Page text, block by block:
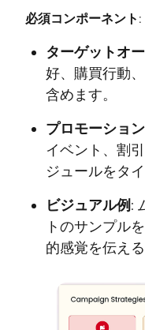
必須コンポーネント:
ターゲットオ
好、購買行動
含めます。
プロモーショ
イベント、割
ジュールをタ
ビジュアル例:
トのサンプル
的感覚を伝える